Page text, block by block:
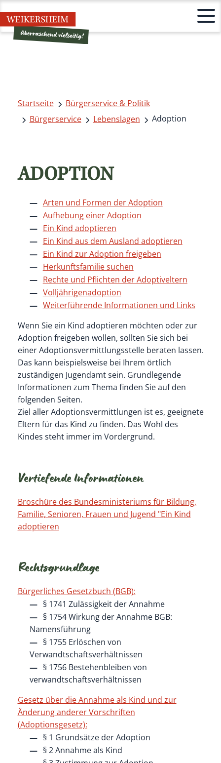
Startseite
Bürgerservice & Politik
Bürgerservice
Lebenslagen Adoption
ADOPTION
Arten und Formen der Adoption
Aufhebung einer Adoption
Ein Kind adoptieren
Ein Kind aus dem Ausland adoptieren
Ein Kind zur Adoption freigeben
Herkunftsfamilie suchen
Rechte und Pflichten der Adoptiveltern
Volljährigenadoption
Weiterführende Informationen und Links
Wenn Sie ein Kind adoptieren möchten oder zur
Adoption freigeben wollen, sollten Sie sich bei
einer Adoptionsvermittlungsstelle beraten lassen.
Das kann beispielsweise bei Ihrem örtlich
zuständigen Jugendamt sein. Grundlegende
Informationen zum Thema finden Sie auf den
folgenden Seiten.
Ziel aller Adoptionsvermittlungen ist es, geeignete
Eltern für das Kind zu finden. Das Wohl des
Kindes steht immer im Vordergrund.
Vertiefende Informationen
Broschüre des Bundesministeriums für Bildung,
Familie, Senioren, Frauen und Jugend "Ein Kind
adoptieren
Rechtsgrundlage
Bürgerliches Gesetzbuch (BGB):
§ 1741 Zulässigkeit der Annahme
§ 1754 Wirkung der Annahme BGB:
Namensführung
§ 1755 Erlöschen von
Verwandtschaftsverhältnissen
§ 1756 Bestehenbleiben von
verwandtschaftsverhältnissen
Gesetz über die Annahme als Kind und zur
Änderung anderer Vorschriften
(Adoptionsgesetz):
§ 1 Grundsätze der Adoption
§ 2Annahme als Kind